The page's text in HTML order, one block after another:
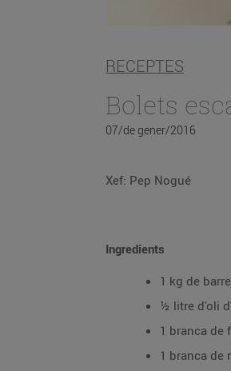
RECEPTES
Bolets
07/de gener/2016
Xef: Pep Nogué
Ingredients
1 kg de
½ litre d'oli
1 branca de
1 branca de